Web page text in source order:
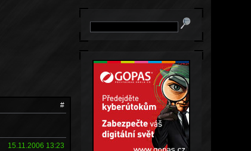
#
15.11.2006 13:23